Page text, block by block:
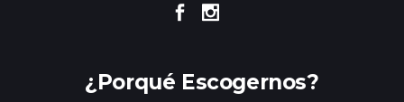
¿Porqué Escogernos?